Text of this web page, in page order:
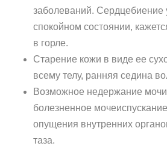
заболеваний. Сердцебиение
спокойном состоянии,
в горле.
Старение кожи в виде ее
всему телу, ранняя седина
Возможное недержание
болезненное
опущения внутренних
таза.